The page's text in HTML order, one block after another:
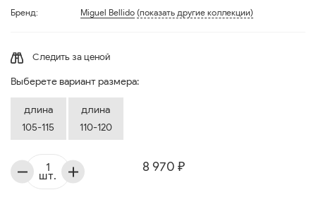
Бренд:
Miguel Bellido (показать другие коллекции)
Следить за ценой
Выберете вариант размера:
длина
105-115
длина
110-120
8 970 ₽
шт.